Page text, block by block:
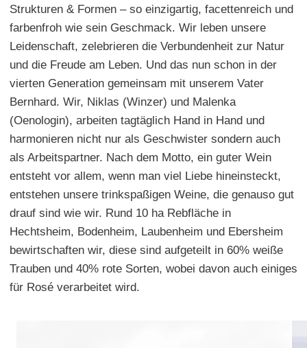
Strukturen & Formen – so einzigartig, facettenreich und
farbenfroh wie sein Geschmack. Wir leben unsere
Leidenschaft, zelebrieren die Verbundenheit zur Natur
und die Freude am Leben. Und das nun schon in der
vierten Generation gemeinsam mit unserem Vater
Bernhard. Wir, Niklas (Winzer) und Malenka
(Oenologin), arbeiten tagtäglich Hand in Hand und
harmonieren nicht nur als Geschwister sondern auch
als Arbeitspartner. Nach dem Motto, ein guter Wein
entsteht vor allem, wenn man viel Liebe hineinsteckt,
entstehen unsere trinkspaßigen Weine, die genauso gut
drauf sind wie wir. Rund 10 ha Rebfläche in
Hechtsheim, Bodenheim, Laubenheim und Ebersheim
bewirtschaften wir, diese sind aufgeteilt in 60% weiße
Trauben und 40% rote Sorten, wobei davon auch einiges
für Rosé verarbeitet wird.